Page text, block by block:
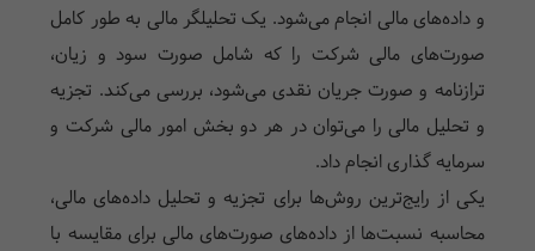
و داده‌های مالی انجام می‌شود. یک تحلیلگر مالی به طور کامل
صورت‌های مالی شرکت را که شامل صورت سود و زیان،
ترازنامه و صورت جریان نقدی می‌شود، بررسی می‌کند. تجزیه
و تحلیل مالی را می‌توان در هر دو بخش امور مالی شرکت و
سرمایه گذاری انجام داد.
یکی از رایج‌ترین روش‌ها برای تجزیه و تحلیل داده‌های مالی،
محاسبه نسبت‌ها از داده‌های صورت‌های مالی برای مقایسه با